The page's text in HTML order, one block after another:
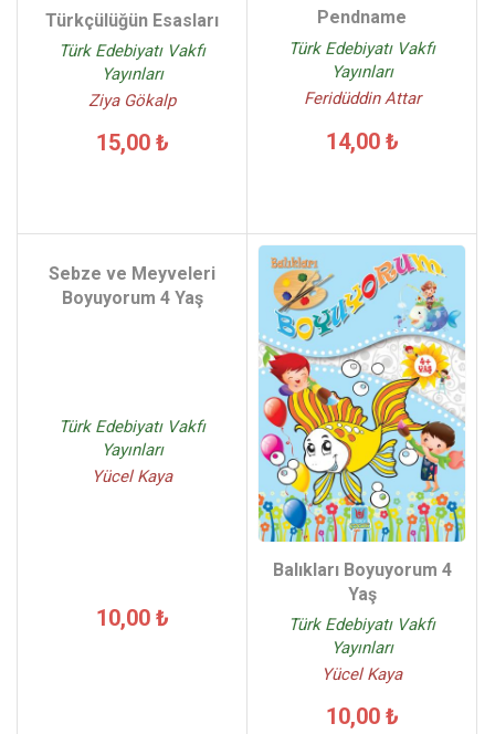
Türkçülüğün Esasları
Türk Edebiyatı Vakfı
Yayınları
Ziya Gökalp
15,00 ₺
Pendname
Türk Edebiyatı Vakfı
Yayınları
Feridüddin Attar
14,00 ₺
Sebze ve Meyveleri
Boyuyorum 4 Yaş
Türk Edebiyatı Vakfı
Yayınları
Yücel Kaya
10,00 ₺
Balıkları Boyuyorum 4
Yaş
Türk Edebiyatı Vakfı
Yayınları
Yücel Kaya
10,00 ₺